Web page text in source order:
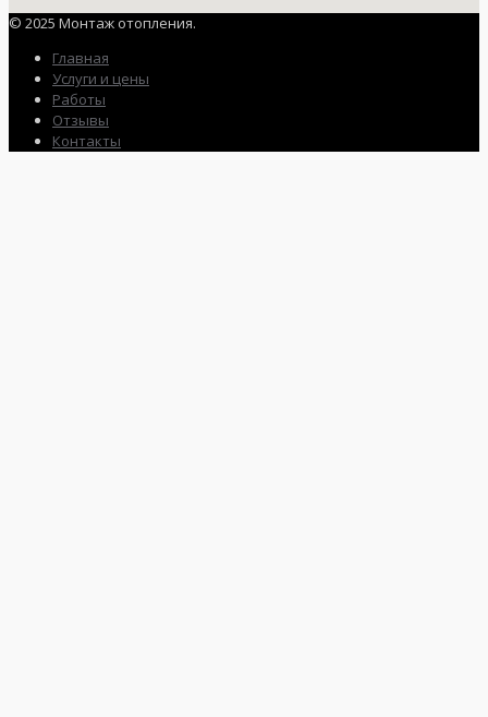
© 2025 Монтаж отопления.
Главная
Услуги и цены
Работы
Отзывы
Контакты